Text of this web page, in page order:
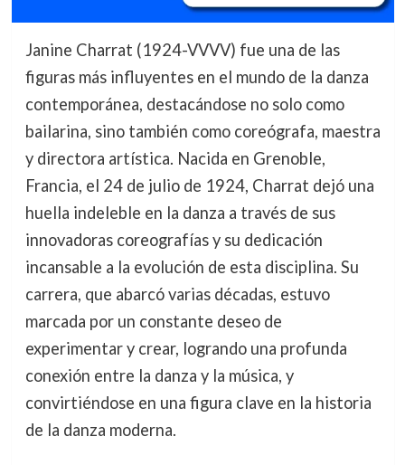
Janine Charrat (1924-VVVV) fue una de las
figuras más influyentes en el mundo de la danza
contemporánea, destacándose no solo como
bailarina, sino también como coreógrafa, maestra
y directora artística. Nacida en Grenoble,
Francia, el 24 de julio de 1924, Charrat dejó una
huella indeleble en la danza a través de sus
innovadoras coreografías y su dedicación
incansable a la evolución de esta disciplina. Su
carrera, que abarcó varias décadas, estuvo
marcada por un constante deseo de
experimentar y crear, logrando una profunda
conexión entre la danza y la música, y
convirtiéndose en una figura clave en la historia
de la danza moderna.